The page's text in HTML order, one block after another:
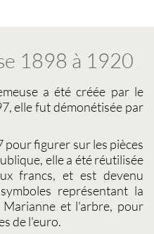
1898 à 1920
a été créée par le
elle fut démonétisée par
pour figurer sur les pièces
elle a été réutilisée
francs, et est devenu
représentant la
Marianne et l'arbre, pour
de l'euro.